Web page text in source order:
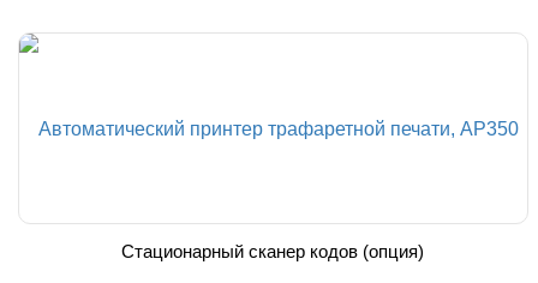
Стационарный сканер кодов (опция)